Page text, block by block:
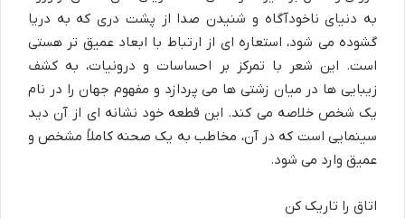
به دنیای ناخودآگاه و شنیدن صدا از پشت دری که به دریا
گشوده می شود، استعاره ای از ارتباط با ابعاد عمیق تر هستی
است. این شعر با تمرکز بر احساسات و درونیات، به کشف
زیبایی ها در میان زشتی ها می پردازد و مفهوم جهان را در نام
یک شخص خلاصه می کند. این قطعه خود نشانه ای از آن دید
سینمایی است که در آن، مخاطب به یک صحنه کاملاً مشخص و
عمیق وارد می شود.
اتاق را تاریک کن